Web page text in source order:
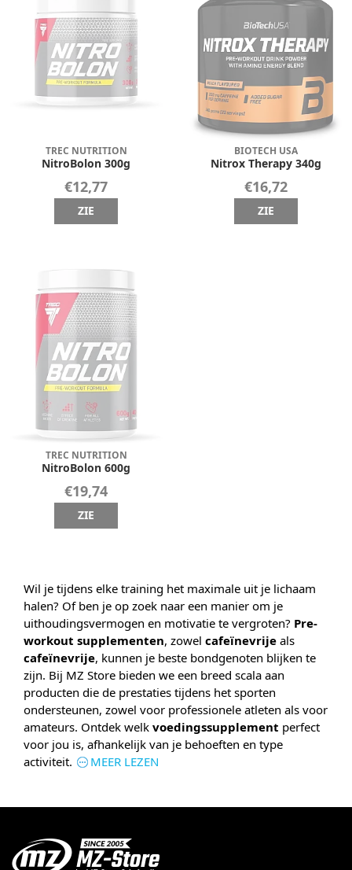
TREC NUTRITION
NitroBolon 300g
€12,77
ZIE
BIOTECH USA
Nitrox Therapy 340g
€16,72
ZIE
TREC NUTRITION
NitroBolon 600g
€19,74
ZIE
Wil je tijdens elke training het maximale uit je lichaam
halen? Of ben je op zoek naar een manier om je
uithoudingsvermogen en motivatie te vergroten? Pre-
workout supplementen, zowel cafeïnevrije als
cafeïnevrije, kunnen je beste bondgenoten blijken te
zijn. Bij MZ Store bieden we een breed scala aan
producten die de prestaties tijdens het sporten
ondersteunen, zowel voor professionele atleten als voor
amateurs. Ontdek welk voedingssupplement perfect
voor jou is, afhankelijk van je behoeften en type
activiteit.
MEER LEZEN